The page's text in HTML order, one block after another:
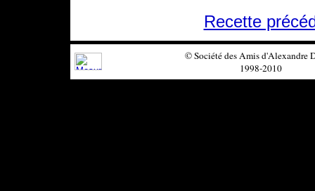
Recette
© Société des Amis d'Alexandre
1998-2010